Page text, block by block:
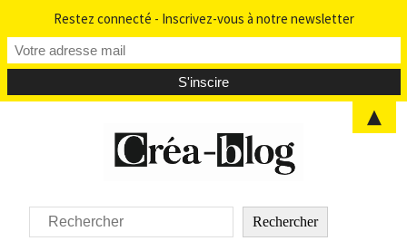
Rechercher Rechercher
Restez connecté - Inscrivez-vous à notre newsletter
▲